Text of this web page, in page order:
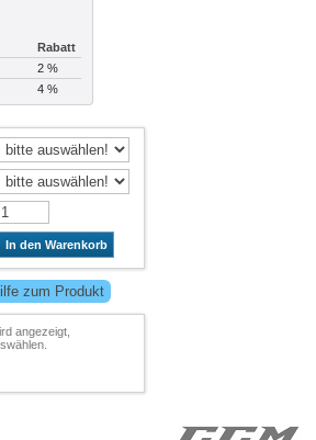
Rabatt
2 %
4 %
In den Warenkorb
zum Produkt
angezeigt,